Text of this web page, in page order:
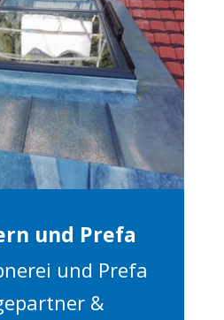
und Prefa
und Prefa
&